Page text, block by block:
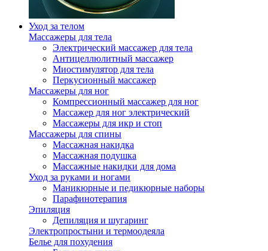
Уход за телом
Массажеры для тела
Электрический массажер для тела
Антицеллюлитный массажер
Миостимулятор для тела
Перкусионный массажер
Массажеры для ног
Компрессионный массажер для ног
Массажер для ног электрический
Массажеры для икр и стоп
Массажеры для спины
Массажная накидка
Массажная подушка
Массажные накидки для дома
Уход за руками и ногами
Маникюрные и педикюрные наборы
Парафинотерапия
Эпиляция
Депиляция и шугаринг
Электропростыни и термоодеяла
Белье для похудения